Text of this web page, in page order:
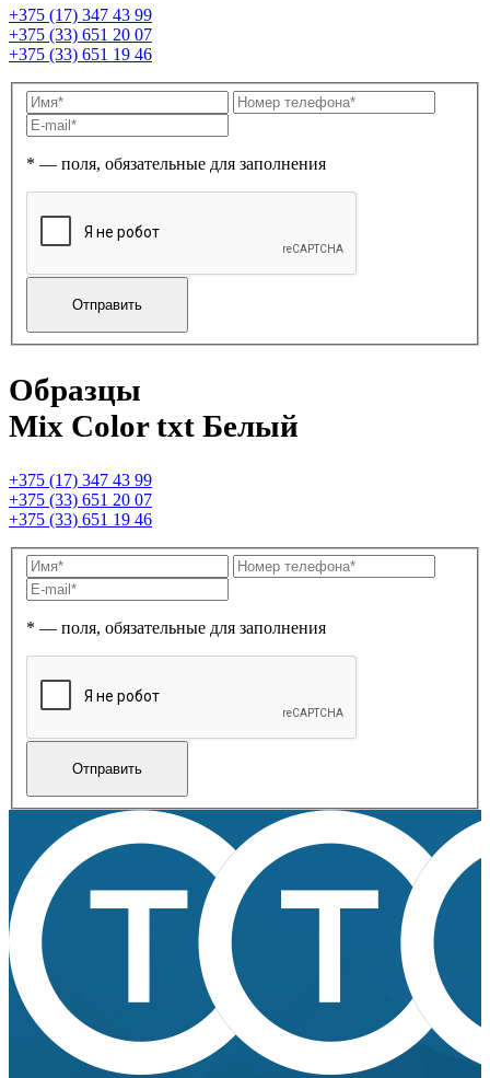
+375 (17) 347 43 99
+375 (33) 651 20 07
+375 (33) 651 19 46
* — поля, обязательные для заполнения
Образцы
Mix Color txt Белый
+375 (17) 347 43 99
+375 (33) 651 20 07
+375 (33) 651 19 46
* — поля, обязательные для заполнения